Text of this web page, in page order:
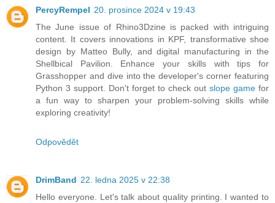
PercyRempel 20. prosince 2024 v 19:43
The June issue of Rhino3Dzine is packed with intriguing
content. It covers innovations in KPF, transformative shoe
design by Matteo Bully, and digital manufacturing in the
Shellbical Pavilion. Enhance your skills with tips for
Grasshopper and dive into the developer's corner featuring
Python 3 support. Don't forget to check out slope game for
a fun way to sharpen your problem-solving skills while
exploring creativity!
Odpovědět
DrimBand 22. ledna 2025 v 22:38
Hello everyone. Let's talk about quality printing. I wanted to